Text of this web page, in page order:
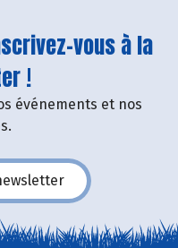
vous à la
!
événements et nos